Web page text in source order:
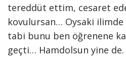
tereddüt ettim, cesaret
kovulursan… Oysaki
tabi bunu ben öğrenene
geçti… Hamdolsun yine de.